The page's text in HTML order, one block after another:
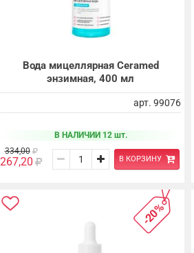
Вода мицеллярная Ceramed
энзимная, 400 мл
арт. 99076
В НАЛИЧИИ 12 шт.
334,00
267,20 В КОРЗИНУ
-20%